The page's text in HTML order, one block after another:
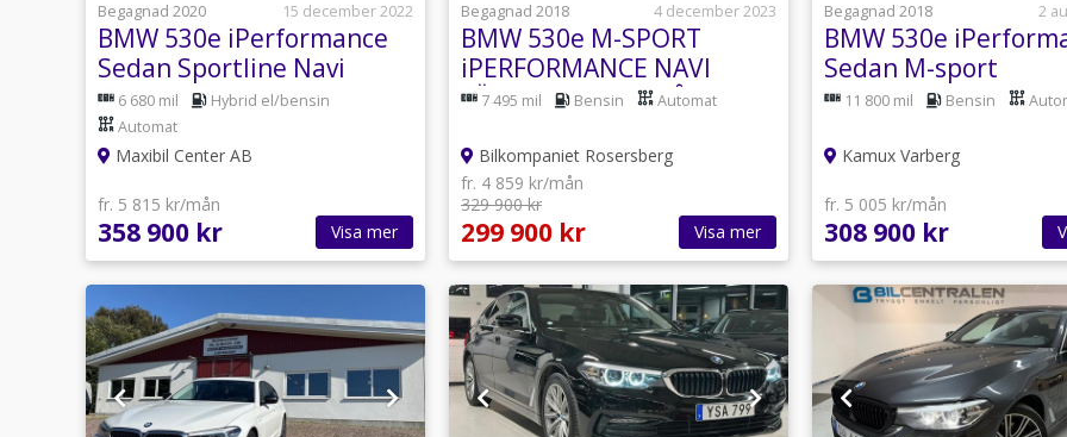
Begagnad 2020
15 december 2022
BMW 530e iPerformance
Sedan Sportline Navi
Värmare 252hk
6 680 mil
Hybrid el/bensin
Automat
Maxibil Center AB
fr. 5 815 kr/mån
358 900 kr Visa mer
Begagnad 2018
4 december 2023
BMW 530e M-SPORT
iPERFORMANCE NAVI
LÄDER KAMERA 2-ÅRS
7 495 mil Bensin Automat
Bilkompaniet Rosersberg
fr. 4 859 kr/mån
329 900 kr
299 900 kr Visa mer
Begagnad 2018
2
BMW 530e
Sedan M-sport
Backkamera Navi
11 800 mil Bensin
Kamux Varberg
fr. 5 005 kr/mån
308 900 kr